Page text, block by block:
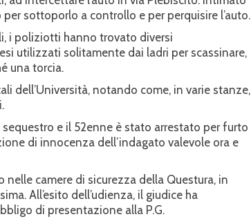
sottoporlo a controllo e per perquisire l’auto.
i poliziotti hanno trovato diversi
utilizzati solitamente dai ladri per scassinare,
una torcia.
dell’Università, notando come, in varie stanze,
e il 52enne è stato arrestato per furto
di innocenza dell’indagato valevole ora e
camere di sicurezza della Questura, in
All’esito dell’udienza, il giudice ha
di presentazione alla P.G.